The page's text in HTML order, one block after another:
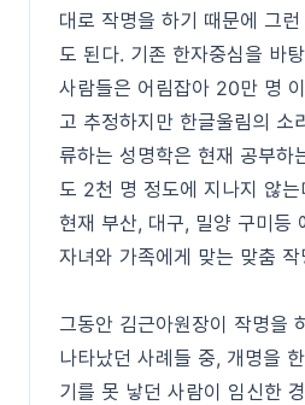
대로 작명을 하기 때문에 그
도 된다. 기존 한자중심을 바
사람들은 어림잡아 20만 명
고 추정하지만 한글울림의 소
류하는 성명학은 현재 공부하
도 2천 명 정도에 지나지 않
현재 부산, 대구, 밀양 구미등
자녀와 가족에게 맞는 맞춤
그동안 김근아원장이 작명을
나타났던 사례들 중, 개명을
기를 못 낳던 사람이 임신한